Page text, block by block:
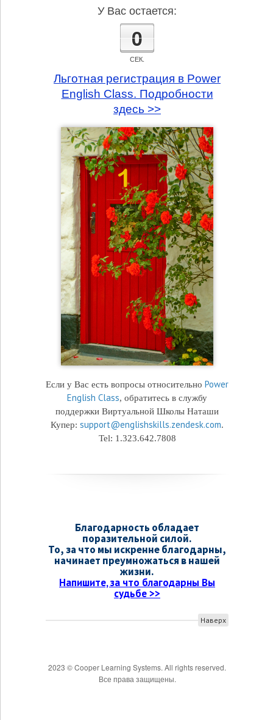
У Вас остается:
0
СЕК.
Льготная регистрация в Power
English Class. Подробности
здесь >>
Если у Вас есть вопросы относительно Power
English Class, обратитесь в службу
поддержки Виртуальной Школы Наташи
Купер: support@englishskills.zendesk.com.
Tel: 1.323.642.7808
Благодарность обладает
поразительной силой.
То, за что мы искренне благодарны,
начинает преумножаться в нашей
жизни.
Напишите, за что благодарны Вы
судьбе >>
Наверх
2023 © Cooper Learning Systems. All rights reserved.
Все права защищены.